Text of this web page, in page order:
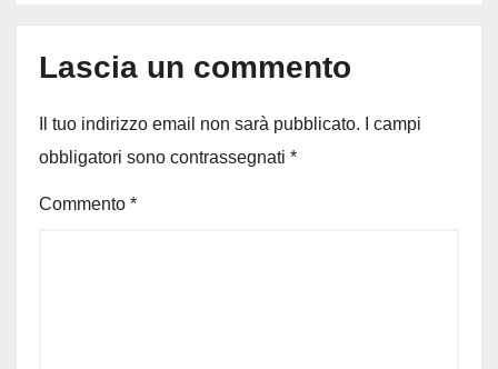
Lascia un commento
Il tuo indirizzo email non sarà pubblicato.
I campi
obbligatori sono contrassegnati *
Commento *